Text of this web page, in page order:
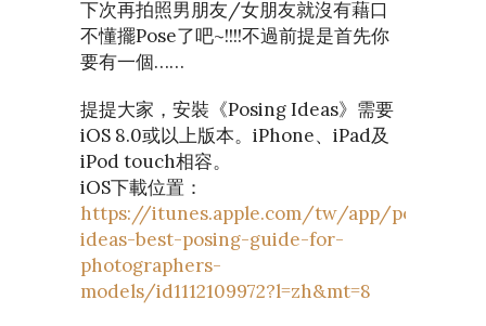
下次再拍照男朋友/女朋友就沒有藉口
不懂擺Pose了吧~!!!!不過前提是首先你
要有一個……
提提大家，安裝《Posing Ideas》需要
iOS 8.0或以上版本。iPhone、iPad及
iPod touch相容。
iOS下載位置：
https://itunes.apple.com/tw/app/posing-
ideas-best-posing-guide-for-
photographers-
models/id1112109972?l=zh&mt=8